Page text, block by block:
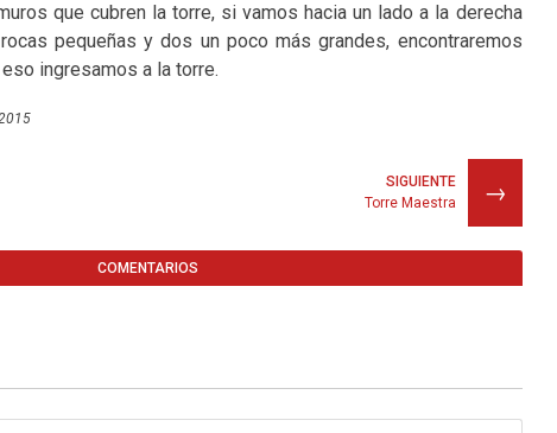
que cubren la torre, si vamos hacia un lado a la derecha
pequeñas y dos un poco más grandes, encontraremos
ingresamos a la torre.
→
SIGUIENTE
Torre Maestra
COMENTARIOS